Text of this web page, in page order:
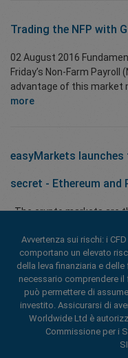
Trading the NFP with
02 August 2016
Friday’s Non-Farm
advantage of this market
more
easyMarkets
secret - Ethereum and
The crypto markets are
seen unprecedented
abrupt crashes –
more
Trading Competition
The First Edition of our
concluded! We had
Avvertenza sui rischi: i
comportano un elevato
della leva finanziaria e
necessario comprendere il
può permettere di
investito. Assicurarsi di
Worldwide Ltd è
Commissione per i